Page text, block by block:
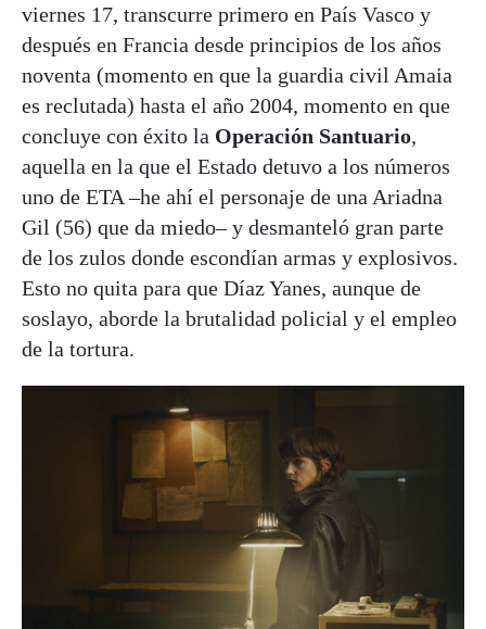
viernes 17, transcurre primero en País Vasco y
después en Francia desde principios de los años
noventa (momento en que la guardia civil Amaia
es reclutada) hasta el año 2004, momento en que
concluye con éxito la Operación Santuario,
aquella en la que el Estado detuvo a los números
uno de ETA –he ahí el personaje de una Ariadna
Gil (56) que da miedo– y desmanteló gran parte
de los zulos donde escondían armas y explosivos.
Esto no quita para que Díaz Yanes, aunque de
soslayo, aborde la brutalidad policial y el empleo
de la tortura.